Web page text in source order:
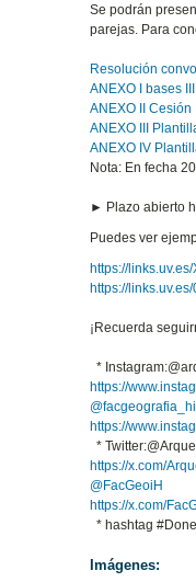
Se podrán
parejas. Para
Resolución
ANEXO I bases
ANEXO II
ANEXO III
ANEXO IV
Nota: En fecha
► Plazo abierto
Puedes ver
https://
https://
¡Recuerda
*
https://
https://
*
https://x.com/
@FacGeoiH
https://x.com/
* hashtag
Imágenes: